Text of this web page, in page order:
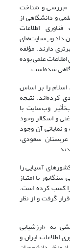
در پژوهشی به «بررسی و شناخت
و دانشگاهی از
اطلاعات
داد وب‌سایت‌های
دارند. مؤلفه
علمی بوده
شده‌است.
جهان اسلام را بر اساس
کرده‌اند. نتیجه
وب‌سایت با
و اسکالر وجود
نمایانی آن وجود
سعودی،
ملی کشورهای آسیایی را
با امتیاز
36 آخرین رتبه را کسب کرده است.
76، در رتبه ششم قرار گرفت و از نظر
(1392) در پژوهشی به «ارزشیابی
اطلاعات ایران و